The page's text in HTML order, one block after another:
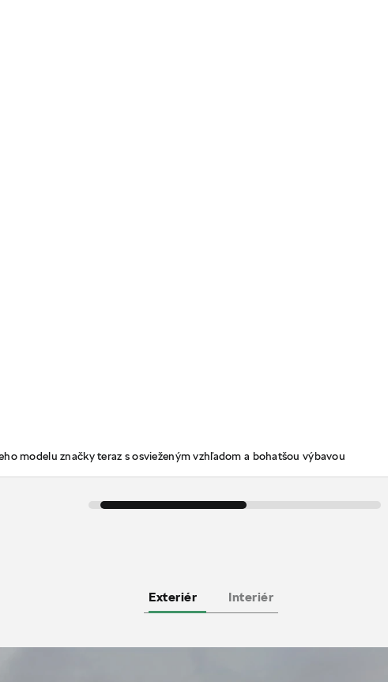
modelu značky teraz s osvieženým vzhľadom a bohatšou výbavou
Exteriér Interiér